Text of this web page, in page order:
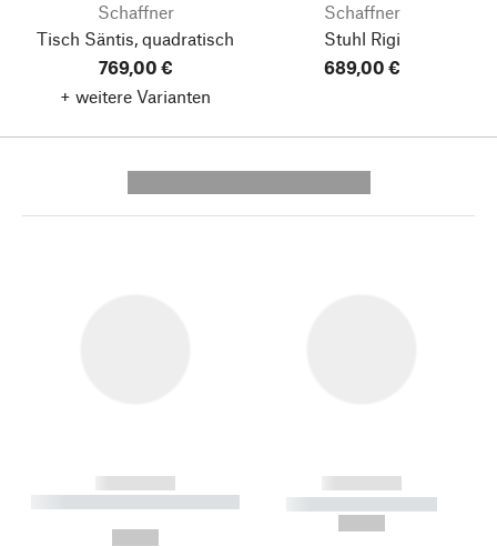
Schaffner
Tisch Säntis, quadratisch
769,00 €
+ weitere Varianten
Schaffner
Stuhl Rigi
689,00 €
------------
----------- ----------- --------
------------
----------- -----------